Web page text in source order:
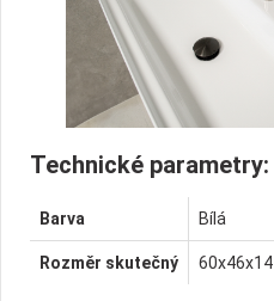
Technické parametry:
Barva Bílá
Rozměr skutečný 60x46x14